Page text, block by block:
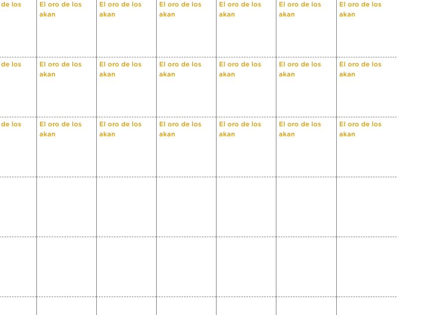
de los
El oro de los
akan
El oro de los
akan
El oro de los
akan
El oro de los
akan
El oro de los
akan
El oro de los
akan
de los
El oro de los
akan
El oro de los
akan
El oro de los
akan
El oro de los
akan
El oro de los
akan
El oro de los
akan
de los
El oro de los
akan
El oro de los
akan
El oro de los
akan
El oro de los
akan
El oro de los
akan
El oro de los
akan